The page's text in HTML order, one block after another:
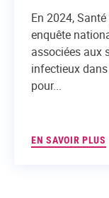
En 2024,
enquête
associées aux
infectieux
pour...
EN SAVOIR PLUS